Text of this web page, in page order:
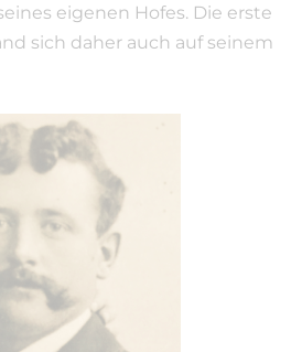
eigenen Hofes. Die erste
sich daher auch auf seinem